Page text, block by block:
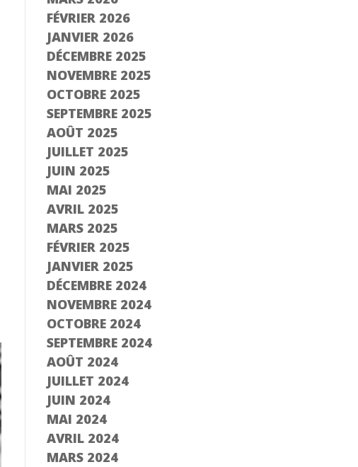
Étape 2/3
Déjà adhérent ?
FÉVRIER 2026
JANVIER 2026
DÉCEMBRE 2025
NOVEMBRE 2025
OCTOBRE 2025
SEPTEMBRE 2025
AOÛT 2025
JUILLET 2025
JUIN 2025
MAI 2025
AVRIL 2025
MARS 2025
FÉVRIER 2025
JANVIER 2025
DÉCEMBRE 2024
NOVEMBRE 2024
OCTOBRE 2024
SEPTEMBRE 2024
AOÛT 2024
JUILLET 2024
JUIN 2024
MAI 2024
AVRIL 2024
MARS 2024